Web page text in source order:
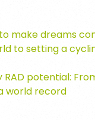
make dreams
to setting a
RAD potential:
world record